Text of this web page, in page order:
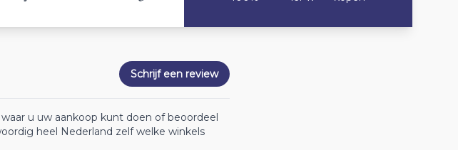
Schrijf een review
u uw aankoop kunt doen of beoordeel
heel Nederland zelf welke winkels